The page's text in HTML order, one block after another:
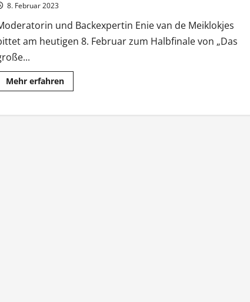
8. Februar 2023
und Backexpertin Enie van de Meiklokjes
am heutigen 8. Februar zum Halbfinale von „Das
Mehr erfahrenMehr
Informationen
schafft